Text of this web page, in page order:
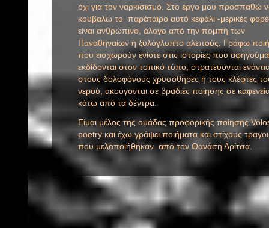
όχι για τον ναρκισισμό. Στο έργο μου προσπαθώ
κουβαλώ το παράταιρο αυτό κεφάλι -μερικές
είναι ανθρώπινο, άλογο από την πομπή των
Παναθηναίων ή ξυλόγλυπτο αλεπούς. Γράφω
που εισχωρούν ενίοτε στις ιστορίες που
εκδίδονται στον τοπικό τύπο, στρατεύονται
στους δολοφόνους χρυσοθήρες ή τους κλέφτες
νερού, ακούγονται σε βραδιές ποίησης σε
κάτω από τα δέντρα.
Είμαι μέλος της ομάδας προφορικής ποίησης
poetry και έχω γράψειποιήματα και στίχους
που μελοποιήθηκαν από τον Θανάση Δρίτσα.